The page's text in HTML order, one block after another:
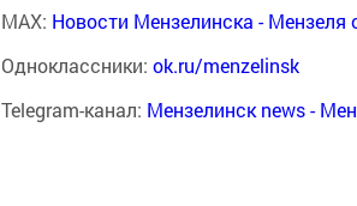
MAX: Новости Мензелинска - Мензеля
Одноклассники: ok.ru/menzelinsk
Telegram-канал: Мензелинск news -